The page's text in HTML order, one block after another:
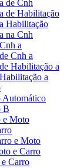
de Cnh
de Habilitação
Habilitação
na Cnh
a
Cnh a
Habilitação a
a
Automático
B
e Moto
e Moto
e Carro
Carro